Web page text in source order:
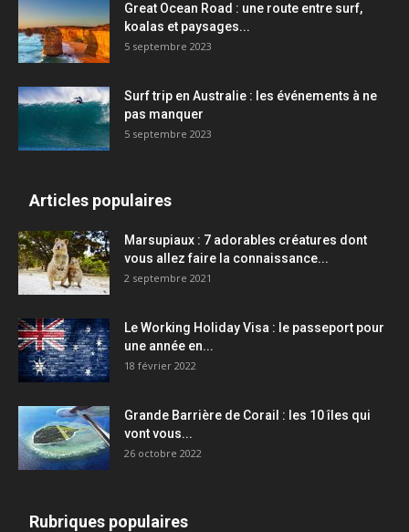
Great Ocean Road : une route entre surf,
koalas et paysages...
5 septembre 2023
Surf trip en Australie : les événements à ne
pas manquer
5 septembre 2023
Articles populaires
Marsupiaux : 7 adorables créatures dont
vous allez faire la connaissance...
2 septembre 2021
Le Working Holiday Visa : le passeport pour
une année en...
18 février 2022
Grande Barrière de Corail : les 10 îles qui
vont vous...
26 octobre 2022
Rubriques populaires